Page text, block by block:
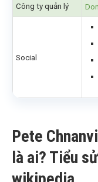
Công ty quản lý
Social
Pete
là ai? Tiểu